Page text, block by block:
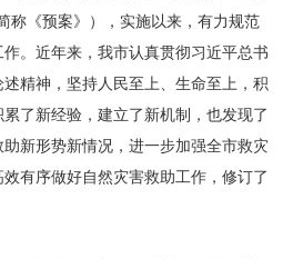
称《预案》），实施以来，有力规范
。近年来，我市认真贯彻习近平总书
精神，坚持人民至上、生命至上，积
了新经验，建立了新机制，也发现了
新形势新情况，进一步加强全市救灾
有序做好自然灾害救助工作，修订了